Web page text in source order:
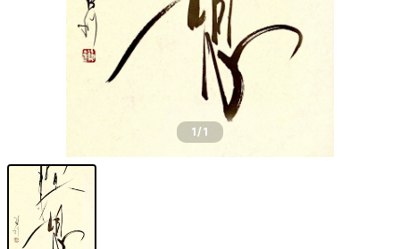
1/1